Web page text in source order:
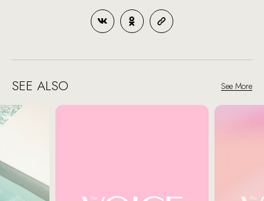
SEE ALSO See More